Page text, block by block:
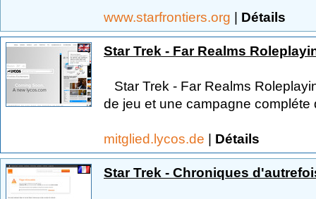
www.starfrontiers.org | Détails
Star Trek - Far Realms
Star Trek - Far Realms
de jeu et une campagne
mitglied.lycos.de | Détails
Star Trek - Chroniques